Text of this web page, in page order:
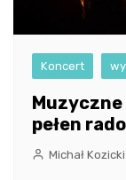
Koncert
pełen
Michał Kozicki